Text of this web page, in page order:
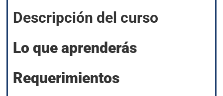
Descripción del curso
Lo que aprenderás
Requerimientos